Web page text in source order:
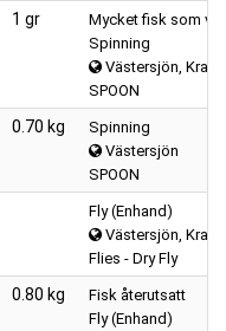
1 gr
Mycket fisk som
Spinning
Västersjön,
SPOON
0.70 kg
Spinning
Västersjön
SPOON
Fly (Enhand)
Västersjön,
Flies - Dry Fly
0.80 kg
Fisk återutsatt
Fly (Enhand)